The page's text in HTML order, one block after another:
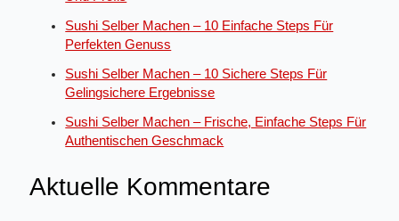
Sushi Selber Machen – 10 Einfache Steps Für
Perfekten Genuss
Sushi Selber Machen – 10 Sichere Steps Für
Gelingsichere Ergebnisse
Sushi Selber Machen – Frische, Einfache Steps Für
Authentischen Geschmack
Aktuelle Kommentare